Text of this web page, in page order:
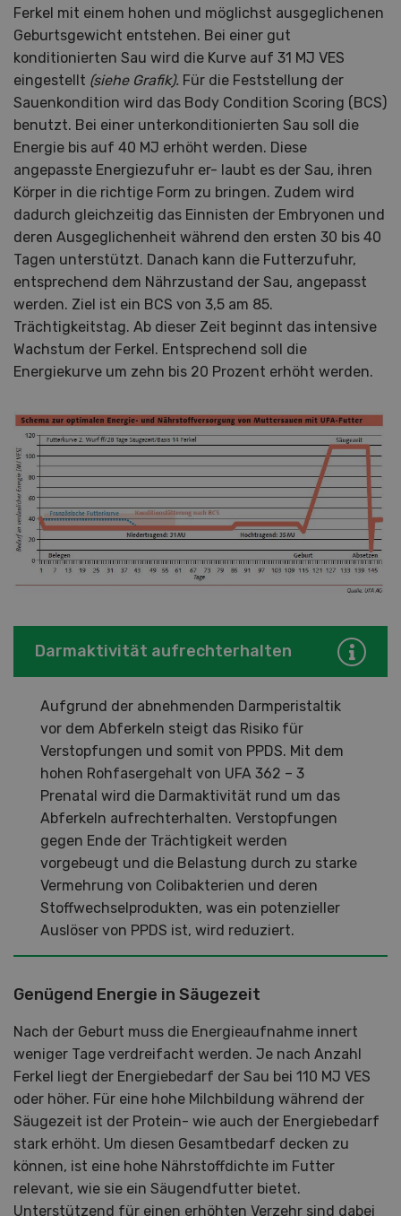
Ferkel mit einem hohen und möglichst ausgeglichenen
Geburtsgewicht entstehen. Bei einer gut
konditionierten Sau wird die Kurve auf 31 MJ VES
eingestellt (siehe Grafik). Für die Feststellung der
Sauenkondition wird das Body Condition Scoring (BCS)
benutzt. Bei einer unterkonditionierten Sau soll die
Energie bis auf 40 MJ erhöht werden. Diese
angepasste Energiezufuhr er- laubt es der Sau, ihren
Körper in die richtige Form zu bringen. Zudem wird
dadurch gleichzeitig das Einnisten der Embryonen und
deren Ausgeglichenheit während den ersten 30 bis 40
Tagen unterstützt. Danach kann die Futterzufuhr,
entsprechend dem Nährzustand der Sau, angepasst
werden. Ziel ist ein BCS von 3,5 am 85.
Trächtigkeitstag. Ab dieser Zeit beginnt das intensive
Wachstum der Ferkel. Entsprechend soll die
Energiekurve um zehn bis 20 Prozent erhöht werden.
Darmaktivität aufrechterhalten
Aufgrund der abnehmenden Darmperistaltik
vor dem Abferkeln steigt das Risiko für
Verstopfungen und somit von PPDS. Mit dem
hohen Rohfasergehalt von UFA 362 – 3
Prenatal wird die Darmaktivität rund um das
Abferkeln aufrechterhalten. Verstopfungen
gegen Ende der Trächtigkeit werden
vorgebeugt und die Belastung durch zu starke
Vermehrung von Colibakterien und deren
Stoffwechselprodukten, was ein potenzieller
Auslöser von PPDS ist, wird reduziert.
Genügend Energie in Säugezeit
Nach der Geburt muss die Energieaufnahme innert
weniger Tage verdreifacht werden. Je nach Anzahl
Ferkel liegt der Energiebedarf der Sau bei 110 MJ VES
oder höher. Für eine hohe Milchbildung während der
Säugezeit ist der Protein- wie auch der Energiebedarf
stark erhöht. Um diesen Gesamtbedarf decken zu
können, ist eine hohe Nährstoffdichte im Futter
relevant, wie sie ein Säugendfutter bietet.
Unterstützend für einen erhöhten Verzehr sind dabei